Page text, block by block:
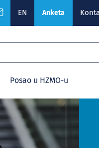
EN Anketa
Posao u HZMO-u